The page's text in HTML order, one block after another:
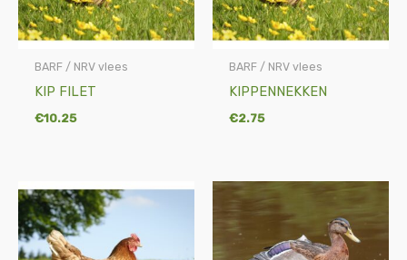
BARF / NRV vlees
KIP FILET
€10.25
BARF / NRV vlees
KIPPENNEKKEN
€2.75